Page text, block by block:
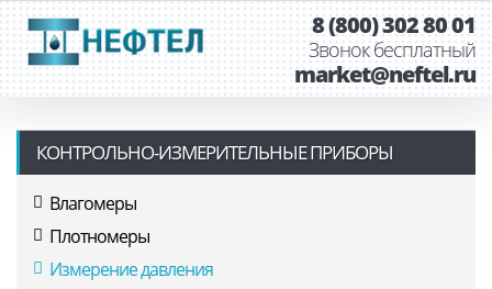
8 (800) 302 80 01
Звонок бесплатный
market@neftel.ru
КОНТРОЛЬНО-ИЗМЕРИТЕЛЬНЫЕ ПРИБОРЫ
Влагомеры
Плотномеры
Измерение давления